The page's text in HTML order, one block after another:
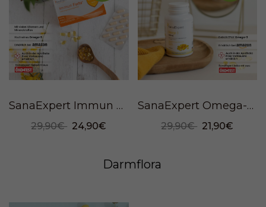
SanaExpert Immun Forte, 90 Kapseln
29,90€ 24,90€
SanaExpert Omega-3, 120 Weichkapseln
29,90€ 21,90€
Darmflora